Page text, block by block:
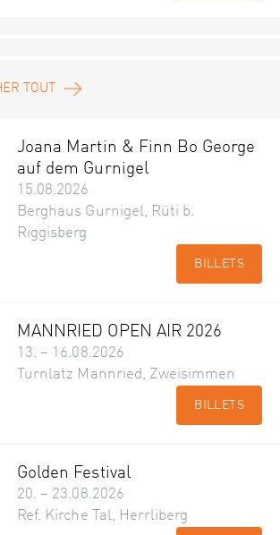
TOUT
Joana Martin & Finn Bo George
auf dem Gurnigel
15.08.2026
Berghaus Gurnigel, Rüti b.
Riggisberg
BILLETS
MANNRIED OPEN AIR 2026
13. – 16.08.2026
Turnlatz Mannried, Zweisimmen
BILLETS
Golden Festival
20. – 23.08.2026
Ref. Kirche Tal, Herrliberg